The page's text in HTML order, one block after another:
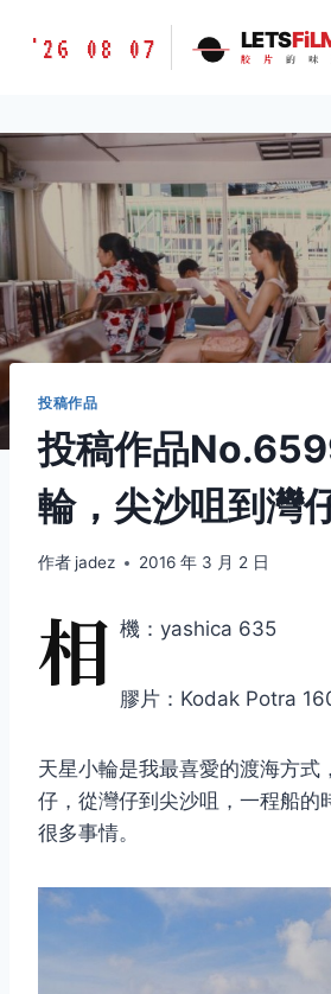
胶
味
道
LETSFILM
'26 08 07 LETS
胶 片 的 味
投稿作品
投稿作品
輪，尖沙咀到灣
作者 jadez 2016 年 3 月 2 日
相 機：yashica 635
膠片：Kodak Potra
天星小輪是我最喜愛的渡海方式
仔，從灣仔到尖沙咀，一程船的
很多事情。